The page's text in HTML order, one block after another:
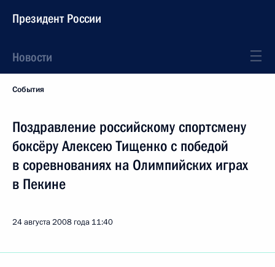
Президент России
Новости
События
Поздравление российскому спортсмену
боксёру Алексею Тищенко с победой
в соревнованиях на Олимпийских играх
в Пекине
24 августа 2008 года 11:40